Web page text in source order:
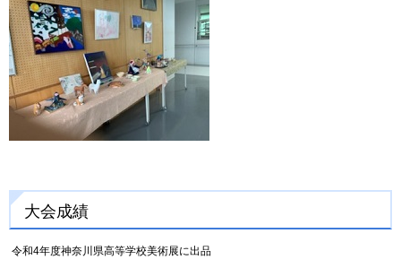
大会成績
令和4年度神奈川県高等学校美術展に出品